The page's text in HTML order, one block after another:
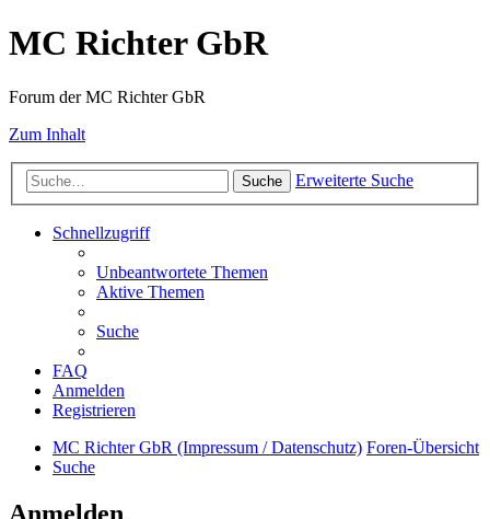
MC Richter GbR
Forum der MC Richter GbR
Zum Inhalt
Suche Erweiterte Suche
Schnellzugriff
Unbeantwortete Themen
Aktive Themen
Suche
FAQ
Anmelden
Registrieren
MC Richter GbR (Impressum / Datenschutz) Foren-Übersicht
Suche